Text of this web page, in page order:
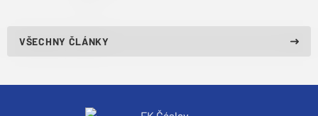
VŠECHNY ČLÁNKY